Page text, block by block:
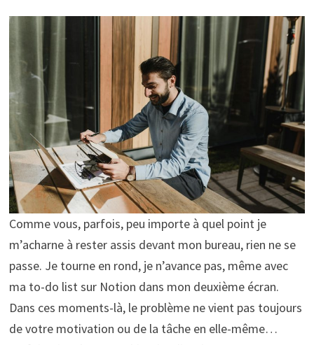
Comme vous, parfois, peu importe à quel point je
m’acharne à rester assis devant mon bureau, rien ne se
passe. Je tourne en rond, je n’avance pas, même avec
ma to-do list sur Notion dans mon deuxième écran.
Dans ces moments-là, le problème ne vient pas toujours
de votre motivation ou de la tâche en elle-même…